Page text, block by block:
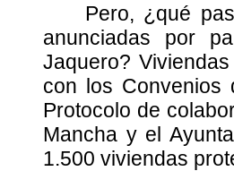
Pero, ¿qué
anunciadas por
Jaquero?
con los Convenios
Protocolo de
Mancha y el
1.500 viviendas